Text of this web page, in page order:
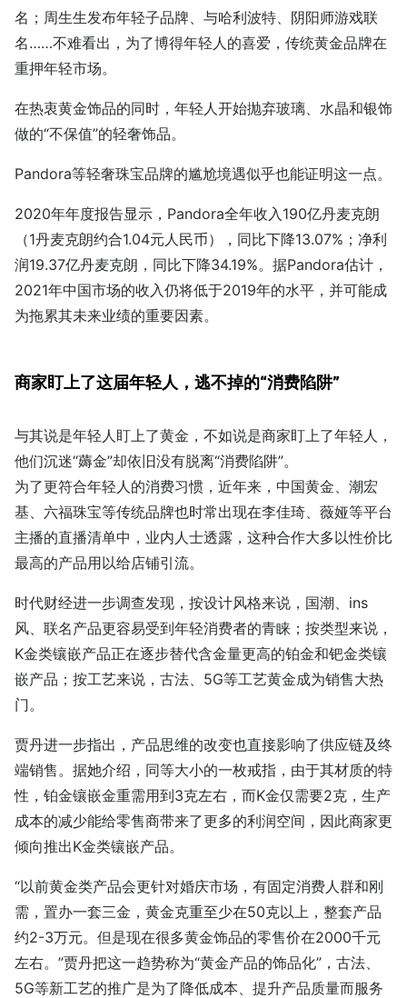
名；周生生发布年轻子品牌、与哈利波特、阴阳师游戏联
名……不难看出，为了博得年轻人的喜爱，传统黄金品牌在
重押年轻市场。
在热衷黄金饰品的同时，年轻人开始抛弃玻璃、水晶和银饰
做的“不保值”的轻奢饰品。
Pandora等轻奢珠宝品牌的尴尬境遇似乎也能证明这一点。
2020年年度报告显示，Pandora全年收入190亿丹麦克朗
（1丹麦克朗约合1.04元人民币），同比下降13.07%；净利
润19.37亿丹麦克朗，同比下降34.19%。据Pandora估计，
2021年中国市场的收入仍将低于2019年的水平，并可能成
为拖累其未来业绩的重要因素。
商家盯上了这届年轻人，逃不掉的“消费陷阱”
与其说是年轻人盯上了黄金，不如说是商家盯上了年轻人，
他们沉迷“薅金”却依旧没有脱离“消费陷阱”。
为了更符合年轻人的消费习惯，近年来，中国黄金、潮宏
基、六福珠宝等传统品牌也时常出现在李佳琦、薇娅等平台
主播的直播清单中，业内人士透露，这种合作大多以性价比
最高的产品用以给店铺引流。
时代财经进一步调查发现，按设计风格来说，国潮、ins
风、联名产品更容易受到年轻消费者的青睐；按类型来说，
K金类镶嵌产品正在逐步替代含金量更高的铂金和钯金类镶
嵌产品；按工艺来说，古法、5G等工艺黄金成为销售大热
门。
贾丹进一步指出，产品思维的改变也直接影响了供应链及终
端销售。据她介绍，同等大小的一枚戒指，由于其材质的特
性，铂金镶嵌金重需用到3克左右，而K金仅需要2克，生产
成本的减少能给零售商带来了更多的利润空间，因此商家更
倾向推出K金类镶嵌产品。
“以前黄金类产品会更针对婚庆市场，有固定消费人群和刚
需，置办一套三金，黄金克重至少在50克以上，整套产品
约2-3万元。但是现在很多黄金饰品的零售价在2000千元
左右。”贾丹把这一趋势称为“黄金产品的饰品化”，古法、
5G等新工艺的推广是为了降低成本、提升产品质量而服务